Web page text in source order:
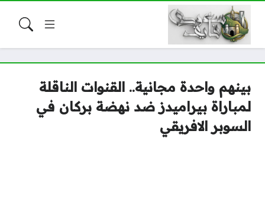
بينهم واحدة مجانية.. القنوات الناقلة
لمباراة بيراميدز ضد نهضة بركان في
السوبر الافريقي